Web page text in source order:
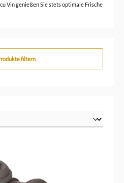
Vin genießen Sie stets optimale Frische
filtern